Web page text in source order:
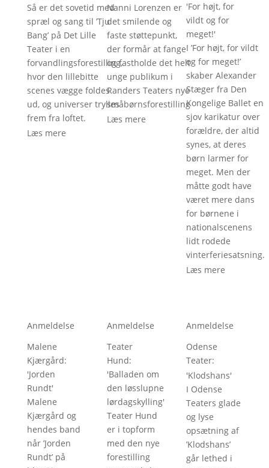
Så er det sovetid med
spræl og sang til ’Tju
Bang’ på Det Lille
Teater i en
forvandlingsforestilling,
hvor den lillebitte
scenes vægge foldes
ud, og universer trylles
frem fra loftet.
Læs mere
Nanni Lorenzen er
det smilende og
faste støttepunkt,
der formår at fange
og fastholde det helt
unge publikum i
Randers Teaters nye
småbørnsforestilling
Læs mere
'For højt, for
vildt og for
meget!'
I ’For højt, for vildt
og for meget!’
skaber Alexander
Stæger fra Den
Kongelige Ballet en
sjov karikatur over
forældre, der altid
synes, at deres
børn larmer for
meget. Men der
måtte godt have
været mere dans
for børnene i
nationalscenens
lidt rodede
vinterferiesatsning.
Læs mere
Anmeldelse
Malene
Kjærgård:
'Jorden
Rundt'
Malene
Kjærgård og
hendes band
når ’Jorden
Rundt’ på
Anmeldelse
Teater
Hund:
'Balladen om
den løsslupne
lørdagskylling'
Teater Hund
er i topform
med den nye
forestilling
Anmeldelse
Odense
Teater:
'Klodshans'
I Odense
Teaters glade
og lyse
opsætning af
’Klodshans’
går lethed i